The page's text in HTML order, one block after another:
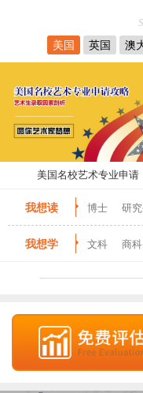
美国
英国 澳
美国名校艺术专业申请
我想读 博士 研
我想学 文科 商科